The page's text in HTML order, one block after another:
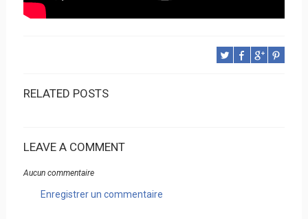
RELATED POSTS
LEAVE A COMMENT
Aucun commentaire
Enregistrer un commentaire